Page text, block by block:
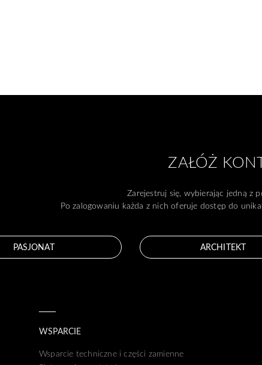
ZAŁÓŻ
Zarejestruj się, wybierając jedną z
Po zalogowaniu każda z nich oferuje dostęp do
PASJONAT ARCHITEKT
WSPARCIE
Wsparcie techniczne i części zamienne